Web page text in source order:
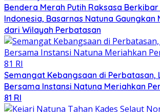
Bendera Merah Putih Raksasa
Indonesia, Basarnas Natuna Gaungkan
dari Wilayah Perbatasan
Semangat Kebangsaan di Perbatasan,
Bersama Instansi Natuna Meriahkan
81 RI